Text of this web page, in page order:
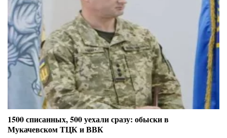
1500 списанных, 500 уехали сразу: обыски в
Мукачевском ТЦК и ВВК